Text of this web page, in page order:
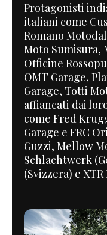
Protagonisti
italiani come
Romano
Moto Sumisura,
Officine
OMT Garage,
Garage, Totti
affiancati dai
come Fred
Garage e FRC
Guzzi, Mellow
Schlachtwerk
(Svizzera) e